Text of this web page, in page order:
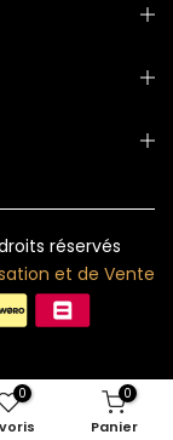
réservés
et de Vente
0 0
Panier